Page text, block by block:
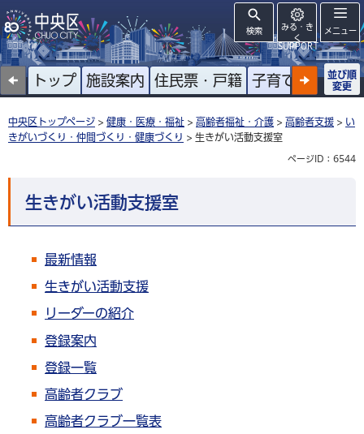
検索
みる・き
く
SUPPORT
メニュー
トップ 施設案内 住民票・戸籍 子育て 高齢者
並び順
変更
中央区トップページ > 健康・医療・福祉 > 高齢者福祉・介護 > 高齢者支援 > い
きがいづくり・仲間づくり・健康づくり > 生きがい活動支援室
ページID：6544
生きがい活動支援室
最新情報
生きがい活動支援
リーダーの紹介
登録案内
登録一覧
高齢者クラブ
高齢者クラブ一覧表